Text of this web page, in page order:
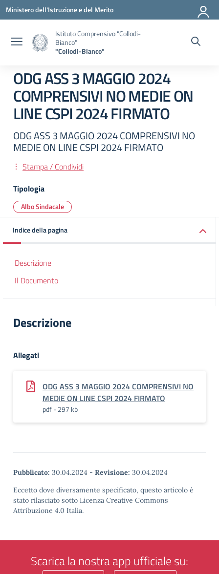
Vai ai contenuti
Vai al menu di navigazione
Vai al footer
Ministero dell'Istruzione e del Merito
Istituto Comprensivo "Collodi-
Bianco"
"Collodi-Bianco"
ODG ASS 3 MAGGIO 2024
COMPRENSIVI NO MEDIE ON
LINE CSPI 2024 FIRMATO
ODG ASS 3 MAGGIO 2024 COMPRENSIVI NO
MEDIE ON LINE CSPI 2024 FIRMATO
Stampa / Condividi
Tipologia
Albo Sindacale
Indice della pagina
Descrizione
Il Documento
Descrizione
Allegati
ODG ASS 3 MAGGIO 2024 COMPRENSIVI NO
MEDIE ON LINE CSPI 2024 FIRMATO
pdf - 297 kb
Pubblicato: 30.04.2024 - Revisione: 30.04.2024
Eccetto dove diversamente specificato, questo articolo è
stato rilasciato sotto Licenza Creative Commons
Attribuzione 4.0 Italia.
Scarica la nostra app ufficiale su: